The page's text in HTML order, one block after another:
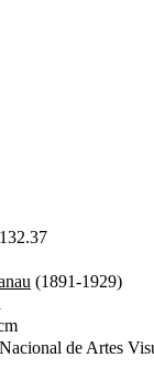
(1891-1929)
de Artes